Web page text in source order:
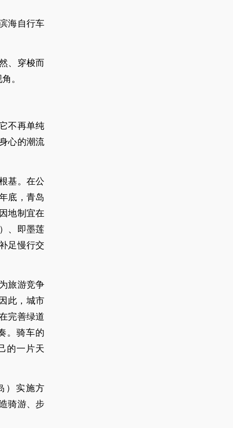
海自行车
、穿梭而
。
不再单纯
心的潮流
基。在公
底，青岛
地制宜在
、即墨莲
足慢行交
旅游竞争
此，‌城市
完善绿道
。骑车的
的一片天
）实施方
骑游、步